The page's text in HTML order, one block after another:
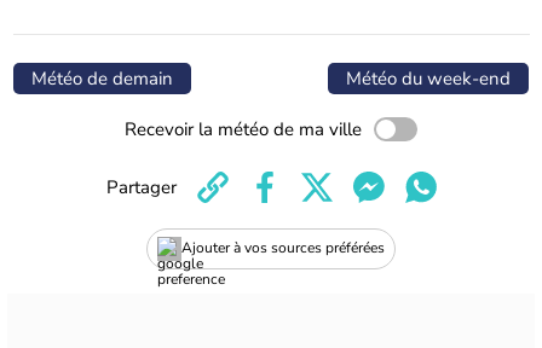
Météo de demain Météo du week-end
Recevoir la météo de ma ville
Ajouter à vos sources préférées
Partager